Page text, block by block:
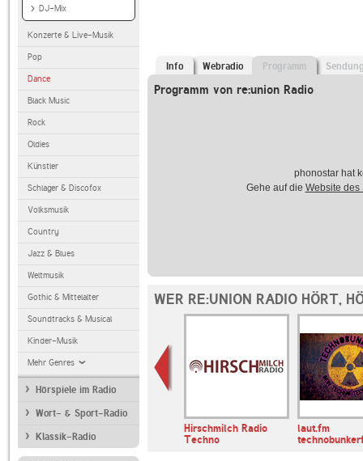
DJ-Mix
Konzerte & Live-Musik
Pop
Dance
Black Music
Rock
Oldies
Künstler
Schlager & Discofox
Volksmusik
Country
Jazz & Blues
Weltmusik
Gothic & Mittelalter
Soundtracks & Musical
Kinder-Musik
Mehr Genres
Hörspiele im Radio
Wort- & Sport-Radio
Klassik-Radio
Info Webradio Programm
Programm von re:union Radio
phonostar hat
Gehe auf die Website des
WER RE:UNION RADIO HÖRT,
Hirschmilch Radio
Techno
laut.fm